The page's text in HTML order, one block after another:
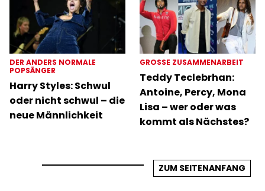
DER ANDERS NORMALE
POPSÄNGER
Harry Styles: Schwul
oder nicht schwul – die
neue Männlichkeit
GROSSE ZUSAMMENARBEIT
Teddy Teclebrhan:
Antoine, Percy, Mona
Lisa – wer oder was
kommt als Nächstes?
ZUM SEITENANFANG